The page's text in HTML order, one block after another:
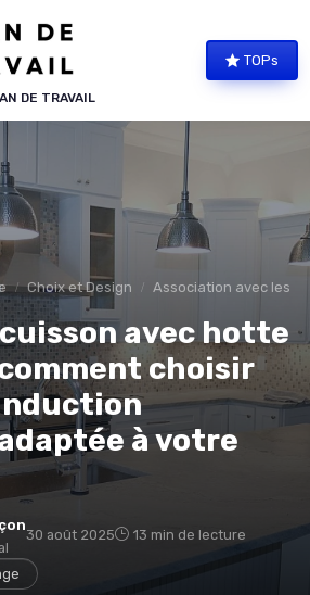
DE TRAVAIL
TOPs
Choix et Design Association avec les
avec hotte
choisir
à votre
30 août 2025 13 min de lecture